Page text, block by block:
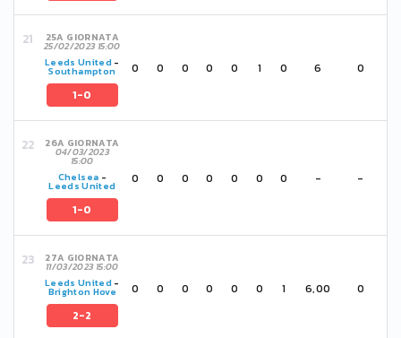
25A GIORNATA
25/02/2023 15:00
Leeds United -
Southampton
1-0
0 0 0 0 0 1 0 6 0
26A GIORNATA
04/03/2023
15:00
Chelsea -
Leeds United
1-0
0 0 0 0 0 0 0 - -
27A GIORNATA
11/03/2023 15:00
Leeds United -
Brighton Hove
2-2
0 0 0 0 0 0 1 6,00 0